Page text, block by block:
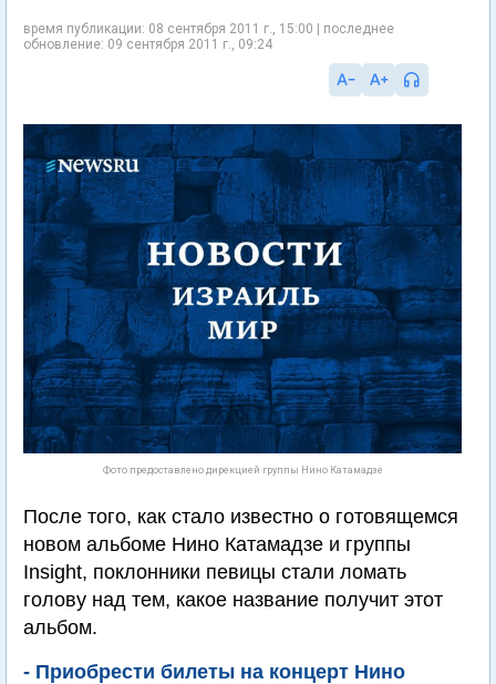
время публикации: 08 сентября 2011 г., 15:00 | последнее
обновление: 09 сентября 2011 г., 09:24
Фото предоставлено дирекцией группы Нино Катамадзе
После того, как стало известно о готовящемся
новом альбоме Нино Катамадзе и группы
Insight, поклонники певицы стали ломать
голову над тем, какое название получит этот
альбом.
- Приобрести билеты на концерт Нино